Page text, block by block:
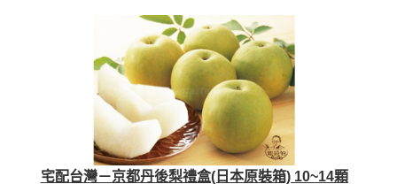
宅配台灣－京都丹後梨禮盒(日本原裝箱) 10~14顆